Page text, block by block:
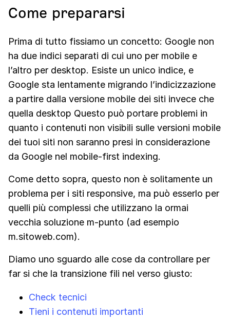
Come prepararsi
Prima di tutto fissiamo un concetto: Google non
ha due indici separati di cui uno per mobile e
l’altro per desktop. Esiste un unico indice, e
Google sta lentamente migrando l’indicizzazione
a partire dalla versione mobile dei siti invece che
quella desktop Questo può portare problemi in
quanto i contenuti non visibili sulle versioni mobile
dei tuoi siti non saranno presi in considerazione
da Google nel mobile-first indexing.
Come detto sopra, questo non è solitamente un
problema per i siti responsive, ma può esserlo per
quelli più complessi che utilizzano la ormai
vecchia soluzione m-punto (ad esempio
m.sitoweb.com).
Diamo uno sguardo alle cose da controllare per
far si che la transizione fili nel verso giusto:
Check tecnici
Tieni i contenuti importanti